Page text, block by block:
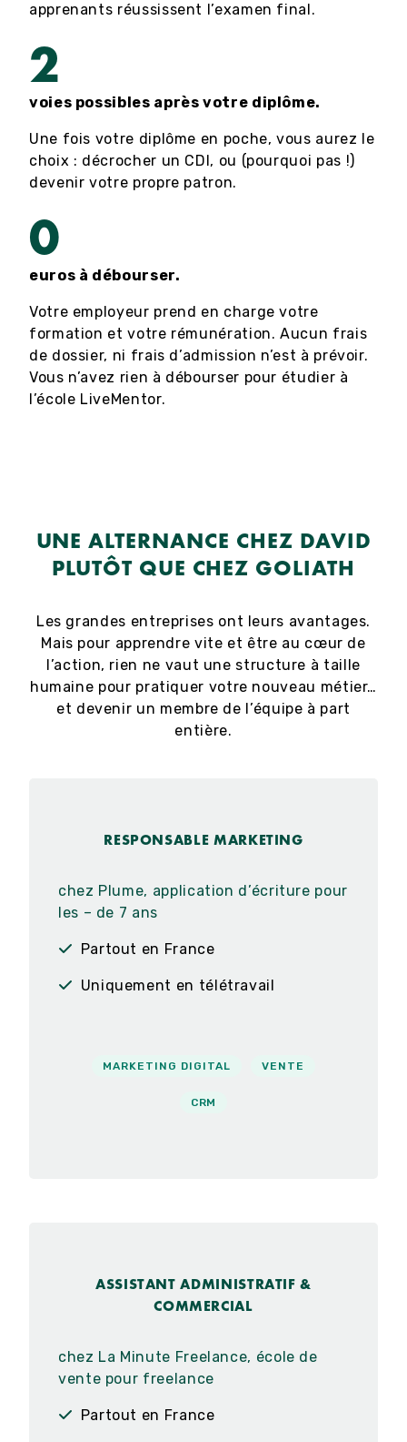
apprenants réussissent l’examen final.
2
voies possibles après votre diplôme.
Une fois votre diplôme en poche, vous aurez le
choix : décrocher un CDI, ou (pourquoi pas !)
devenir votre propre patron.
0
euros à débourser.
Votre employeur prend en charge votre
formation et votre rémunération. Aucun frais
de dossier, ni frais d’admission n’est à prévoir.
Vous n’avez rien à débourser pour étudier à
l’école LiveMentor.
UNE ALTERNANCE CHEZ DAVID
PLUTÔT QUE CHEZ GOLIATH
Les grandes entreprises ont leurs avantages.
Mais pour apprendre vite et être au cœur de
l’action, rien ne vaut une structure à taille
humaine pour pratiquer votre nouveau métier…
et devenir un membre de l’équipe à part
entière.
RESPONSABLE MARKETING
chez Plume, application d’écriture pour
les – de 7 ans
Partout en France
Uniquement en télétravail
MARKETING DIGITAL VENTE
CRM
ASSISTANT ADMINISTRATIF &
COMMERCIAL
chez La Minute Freelance, école de
vente pour freelance
Partout en France